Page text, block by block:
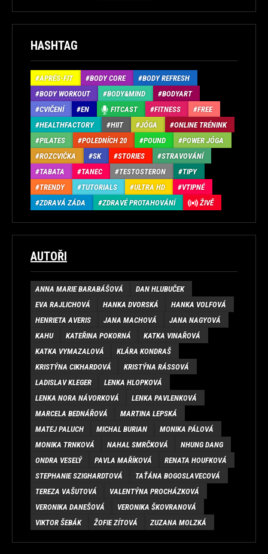
HASHTAG
APRÉS-FIT BODY CORE
BODY REFRESH
BODY WORKOUT
BODY&MIND
BODYART
CVIČENÍ
EN FITCAST FITNESS
FREE
HEALTHFACTORY
HIIT JÓGA
ONLINE TRÉNINK
PILATES
POLEDNÍCH 20 POUND
POWER JÓGA
ROZCVIČKA
SK STORIES
STRAVOVÁNÍ
TABATA
TANEC TESTOSTERON
TIPY
TRENDY
TUTORIALS ULTRA HD
VTIPNÉ
ZDRAVÁ ZÁDA
ZDRAVÉ PROTAHOVÁNÍ ŽIVĚ
AUTOŘI
ANNA MARIE BARABÁŠOVÁ
DAN HLUBUČEK
EVA RAJLICHOVÁ
HANKA DVORSKÁ
HANKA VOLFOVÁ
HENRIETA AVERIS
JANA MACHOVÁ
JANA NAGYOVÁ
KAHU
KATEŘINA POKORNÁ
KATKA VINAŘOVÁ
KATKA VYMAZALOVÁ
KLÁRA KONDRAŠ
KRISTÝNA CIKHARDOVÁ
KRISTÝNA RÁSSOVÁ
LADISLAV KLEGER
LENKA HLOPKOVÁ
LENKA NORA NÁVORKOVÁ
LENKA PAVLENKOVÁ
MARCELA BEDNÁŘOVÁ
MARTINA LEPSKÁ
MATEJ PALUCH
MICHAL BURIAN
MONIKA PÁLOVÁ
MONIKA TRNKOVÁ
NAHAL SMRČKOVÁ
NHUNG DANG
ONDRA VESELÝ
PAVLA MAŘÍKOVÁ
RENATA HOUFKOVÁ
STEPHANIE SZIGHARDTOVÁ
TAŤÁNA BOGOSLAVECOVÁ
TEREZA VAŠUTOVÁ
VALENTÝNA PROCHÁZKOVÁ
VERONIKA DANEŠOVÁ
VERONIKA ŠKOVRANOVÁ
VIKTOR ŠEBÁK
ŽOFIE ZÍTOVÁ ZUZANA MOLZKÁ